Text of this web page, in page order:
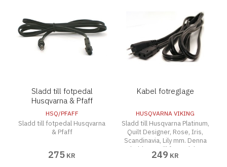
Sladd till fotpedal
Husqvarna & Pfaff
HSQ/PFAFF
Sladd till fotpedal Husqvarna
& Pfaff
275 KR
Kabel fotreglage
HUSQVARNA VIKING
Sladd till Husqvarna Platinum,
Quilt Designer, Rose, Iris,
Scandinavia, Lily mm. Denna
sladden är till fotpedalen.
249 KR